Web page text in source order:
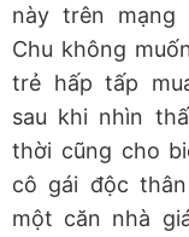
này trên mạng
Chu không
trẻ hấp tấp
sau khi nhìn
thời cũng cho
cô gái độc
một căn nhà